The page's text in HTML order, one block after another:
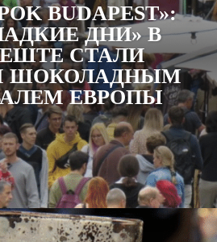
BUDAPEST»:
ДНИ» В
СТАЛИ
ШОКОЛАДНЫМ
ЕВРОПЫ